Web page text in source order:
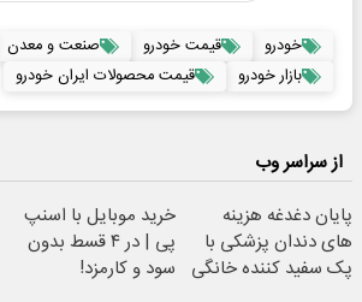
خودرو قیمت خودرو صنعت و معدن
بازار خودرو
قیمت محصولات ایران خودرو
از سراسر وب
پایان دغدغه هزینه
های دندان پزشکی با
پک سفید کننده خانگی
خرید موبایل با اسنپ
پی | در ۴ قسط بدون
سود و کارمزد!